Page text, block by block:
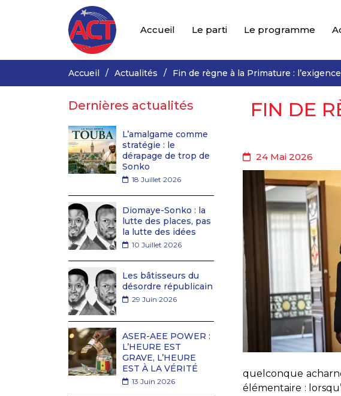
Accueil Le parti Le programme
Accueil Actualités Fin de règne à la Primature :
FIN DE
24 Mai 2026
quelconque
élémentaire :
Dernières actualités
L’amalgame comme
stratégie : le
dérapage de trop de
Sonko
18 Juillet 2026
Diomaye-Sonko : la
lutte des places, pas
la lutte des idées
10 Juillet 2026
Les bâtisseurs du
désordre républicain
29 Juin 2026
ASER-AEE POWER :
L’HEURE EST
GRAVE, L’HEURE
EST À LA VÉRITÉ
13 Juin 2026